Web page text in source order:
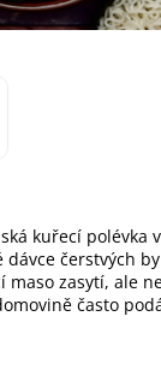
kuřecí polévka
čerstvých
maso zasytí, ale
často